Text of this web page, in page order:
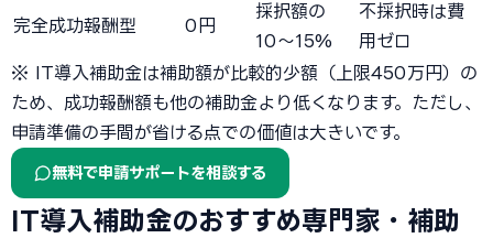
完全成功報酬型 0円
採択額の
10〜15%
不採択時は費
用ゼロ
※ IT導入補助金は補助額が比較的少額（上限450万円）の
ため、成功報酬額も他の補助金より低くなります。ただし、
申請準備の手間が省ける点での価値は大きいです。
無料で申請サポートを相談する
IT導入補助金のおすすめ専門家・補助